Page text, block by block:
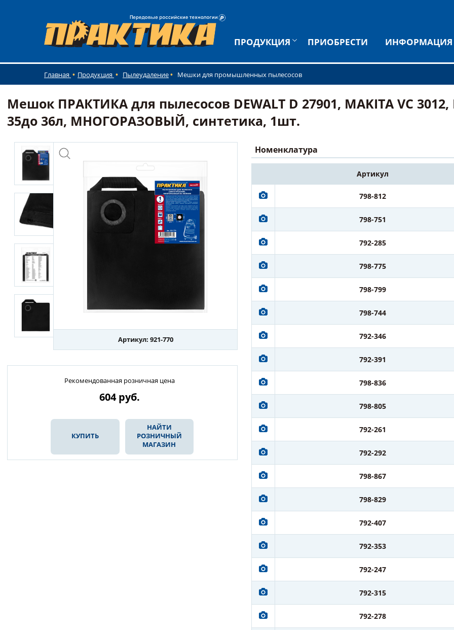
ПРОДУКЦИЯ ПРИОБРЕСТИ ИНФОРМАЦИЯ
Главная Продукция Пылеудаление Мешки для промышленных пылесосов
Мешок ПРАКТИКА для пылесосов DEWALT D 27901, MAKITA VC 3012,
35до 36л, МНОГОРАЗОВЫЙ, синтетика, 1шт.
Артикул: 921-770
Рекомендованная розничная цена
604руб.
КУПИТЬ
НАЙТИ
РОЗНИЧНЫЙ
МАГАЗИН
Номенклатура
Артикул
798-812
798-751
792-285
798-775
798-799
798-744
792-346
792-391
798-836
798-805
792-261
792-292
798-867
798-829
792-407
792-353
792-247
792-315
792-278